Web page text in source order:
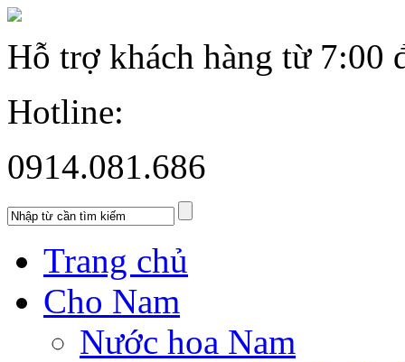
Hỗ trợ khách hàng từ 7:00
Hotline:
0914.081.686
Trang chủ
Cho Nam
Nước hoa Nam